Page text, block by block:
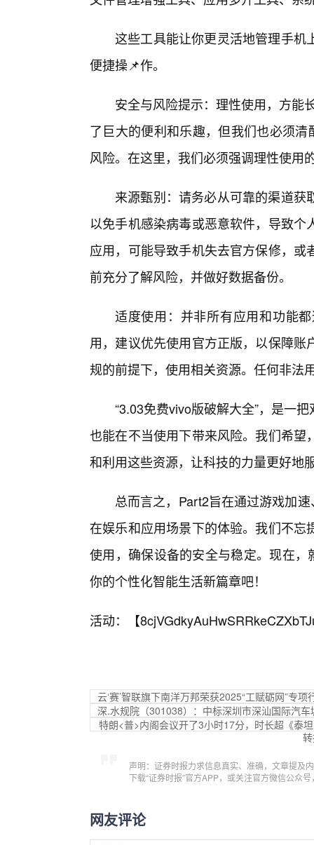
这些工具能让你更灵活地管理手机
便捷操📌作。
安全与风险提示：理性使用，方能
了巨大的便利和乐趣，但我们也必须
风险。在这里，我们必须强调理性使用
来源甄别：请务必从可靠的渠道
以免手机感染病毒或恶意软件，导致
应用，可能导致手机失去官方保修，
前充分了解风险，并做好数据备份。
适度使用：并非所有应用和功能
用，建议优先使用官方正版，以保障
规的前提下，使用相关资源。任何非法
“3.03免费vivo版破解大全”，是一
也能在不当使用下带来风险。我们希
和利用这些资源，让科技的力量更好地
总而言之，Part2旨在通过游戏加
在娱乐和应用场景下的体验。我们不
使用，确保设备的安全与稳定。现在
你的个性化智能生活新篇章吧！
活动：【
云‘赛’智联旗下南洋万邦荣获2025“工赋砺网”专
深.水规院（301038）：中标深圳市深汕国际汽
特朗<普>内阁会议开了3小时17分，时长超《泰
声明：证券时报力求信息真实、准确，文章提及
下载“证券时报”官方APP，或关注官方微信公众
网友评论